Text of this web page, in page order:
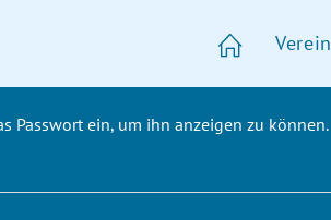
Verein
Passwort ein, um ihn anzeigen zu können.